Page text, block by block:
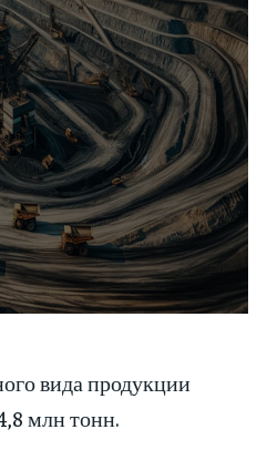
вида продукции
млн тонн.